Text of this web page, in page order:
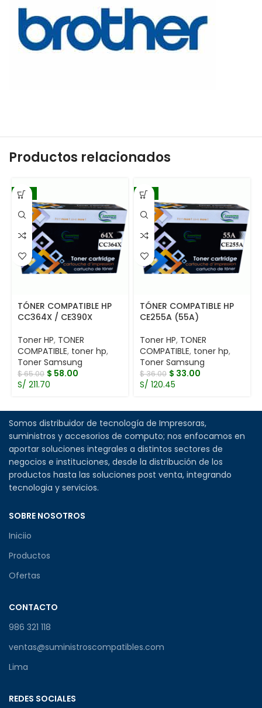
Productos relacionados
-11%
TÓNER COMPATIBLE HP
CC364X / CE390X
Toner HP, TONER
COMPATIBLE, toner hp,
Toner Samsung
$65.00 $ 58.00
S/ 211.70
-8%
TÓNER COMPATIBLE HP
CE255A (55A)
Toner HP, TONER
COMPATIBLE, toner hp,
Toner Samsung
$36.00 $ 33.00
S/ 120.45
Somos distribuidor de tecnología de Impresoras,
suministros y accesorios de computo; nos enfocamos en
aportar soluciones integrales a distintos sectores de
negocios e instituciones, desde la distribución de los
productos hasta las soluciones post venta, integrando
tecnologia y servicios.
SOBRE NOSOTROS
Iniciio
Productos
Ofertas
CONTACTO
986 321 118
ventas@suministroscompatibles.com
Lima
REDES SOCIALES